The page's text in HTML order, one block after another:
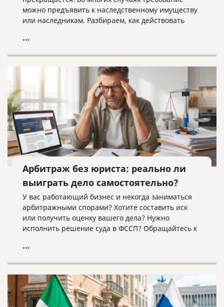
можно предъявить к наследственному имуществу
или наследникам. Разбираем, как действовать
наследство, еще не приняли его или когда
...
Арбитраж без юриста: реально ли
выиграть дело самостоятельно?
У вас работающий бизнес и некогда заниматься
арбитражными спорами? Хотите составить иск
или получить оценку вашего дела? Нужно
исполнить решение суда в ФССП? Обращайтесь к
...